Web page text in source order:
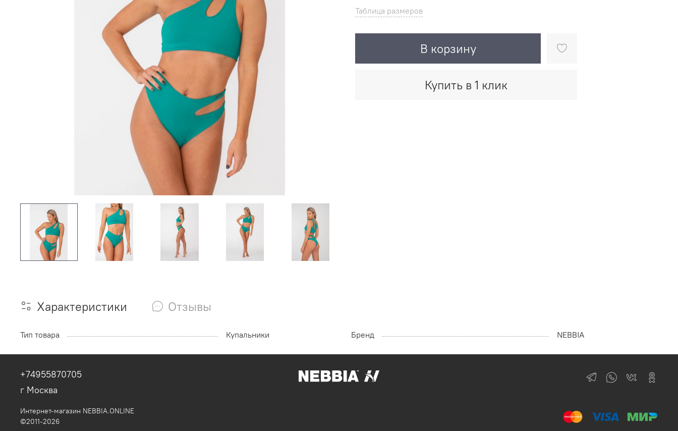
Таблица размеров
В корзину
Купить в 1 клик
Характеристики Отзывы
Тип товара Купальники Бренд NEBBIA
+74955870705
г Москва
Интернет-магазин NEBBIA.ONLINE
©2011-2026